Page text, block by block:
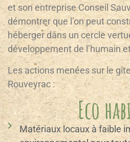
et son entreprise Conseil
démontrer que l’on peut
héberger dans un cercle
développement de l’humain
Les actions menées sur le
Rouveyrac :
Eco
Matériaux locaux à faible